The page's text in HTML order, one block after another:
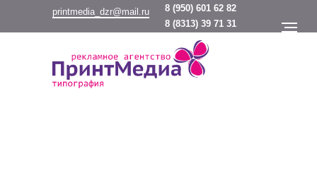
8 (950) 601 62 82
printmedia_dzr@mail.ru
8 (8313) 39 71 31